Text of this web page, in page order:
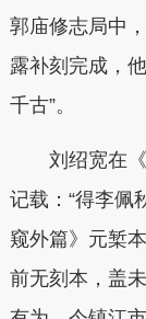
郭庙修志局中
露补刻完成，
千古”。
刘绍宽在
记载：“得李佩
窥外篇》元椠
前无刻本，盖